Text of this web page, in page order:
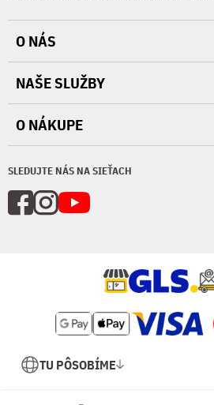
SLEDUJTE NÁS NA SIEŤACH
O NÁS
NAŠE SLUŽBY
O NÁKUPE
TU PÔSOBÍME